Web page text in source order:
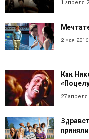
1 апреля
2 мая 2016
Как
27 апреля